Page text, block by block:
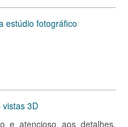
estúdio fotográfico
vistas 3D
e atencioso aos detalhes.